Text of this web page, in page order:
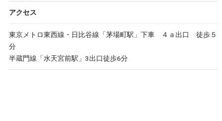
アクセス
東京メトロ東西線・日比谷線「茅場町駅」下車 ４ａ出口 徒歩５
分
半蔵門線「水天宮前駅」3出口徒歩6分